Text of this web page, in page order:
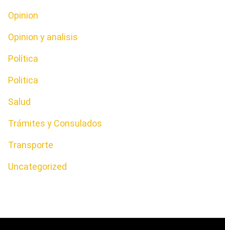
Opinion
Opinion y analisis
Política
Politica
Salud
Trámites y Consulados
Transporte
Uncategorized